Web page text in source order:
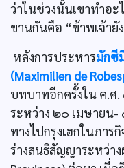
ว่าในช่วงนั้นเขาทำอ
ขานกันคือ “ข้าพเจ้ายั
หลังการประหารมักซี
(Maximilien de
บทบาทอีกครั้งใน ค.ศ
ระหว่าง ๒๐ เมษายน
ทางไปกรุงเฮกในภาร
ร่างสนธิสัญญาระหว่า